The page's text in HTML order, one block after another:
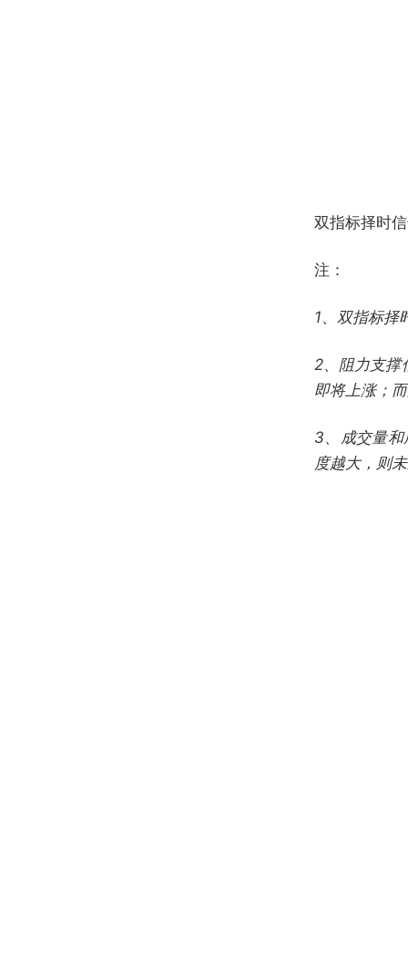
双指标择时
注：
1、 双指标择
2、 阻力支撑
即将上涨；
3、 成交量
度越大，则